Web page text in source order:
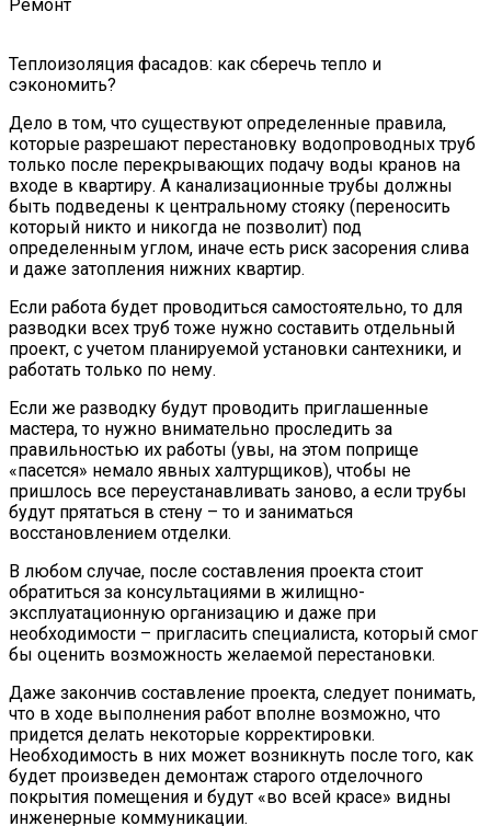
Ремонт
Теплоизоляция фасадов: как сберечь тепло и
сэкономить?
Дело в том, что существуют определенные правила,
которые разрешают перестановку водопроводных труб
только после перекрывающих подачу воды кранов на
входе в квартиру. А канализационные трубы должны
быть подведены к центральному стояку (переносить
который никто и никогда не позволит) под
определенным углом, иначе есть риск засорения слива
и даже затопления нижних квартир.
Если работа будет проводиться самостоятельно, то для
разводки всех труб тоже нужно составить отдельный
проект, с учетом планируемой установки сантехники, и
работать только по нему.
Если же разводку будут проводить приглашенные
мастера, то нужно внимательно проследить за
правильностью их работы (увы, на этом поприще
«пасется» немало явных халтурщиков), чтобы не
пришлось все переустанавливать заново, а если трубы
будут прятаться в стену – то и заниматься
восстановлением отделки.
В любом случае, после составления проекта стоит
обратиться за консультациями в жилищно-
эксплуатационную организацию и даже при
необходимости – пригласить специалиста, который смог
бы оценить возможность желаемой перестановки.
Даже закончив составление проекта, следует понимать,
что в ходе выполнения работ вполне возможно, что
придется делать некоторые корректировки.
Необходимость в них может возникнуть после того, как
будет произведен демонтаж старого отделочного
покрытия помещения и будут «во всей красе» видны
инженерные коммуникации.